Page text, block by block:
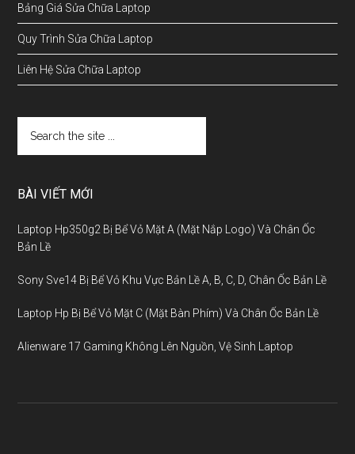
Bảng Giá Sửa Chữa Laptop
Quy Trình Sửa Chữa Laptop
Liên Hệ Sửa Chữa Laptop
BÀI VIẾT MỚI
Laptop Hp350g2 Bị Bể Vỏ Mặt A (Mặt Nắp Logo) Và Chân Ốc
Bản Lề
Sony Sve14 Bị Bể Vỏ Khu Vực Bản Lề A, B, C, D, Chân Ốc Bản Lề
Laptop Hp Bị Bể Vỏ Mặt C (Mặt Bàn Phím) Và Chân Ốc Bản Lề
Alienware 17 Gaming Không Lên Nguồn, Vệ Sinh Laptop